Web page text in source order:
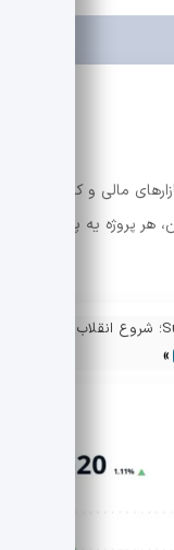
مالی و کریپتو.
پروژه یه پازل
۱۵ میلیون دلار برای Surf 2.0؛ شروع انقلاب
های دیجیتال »